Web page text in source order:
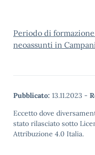
Periodo di
neoassunti in
Pubblicato: 13.11.2023 -
Eccetto dove
stato rilasciato sotto
Attribuzione 4.0 Italia.